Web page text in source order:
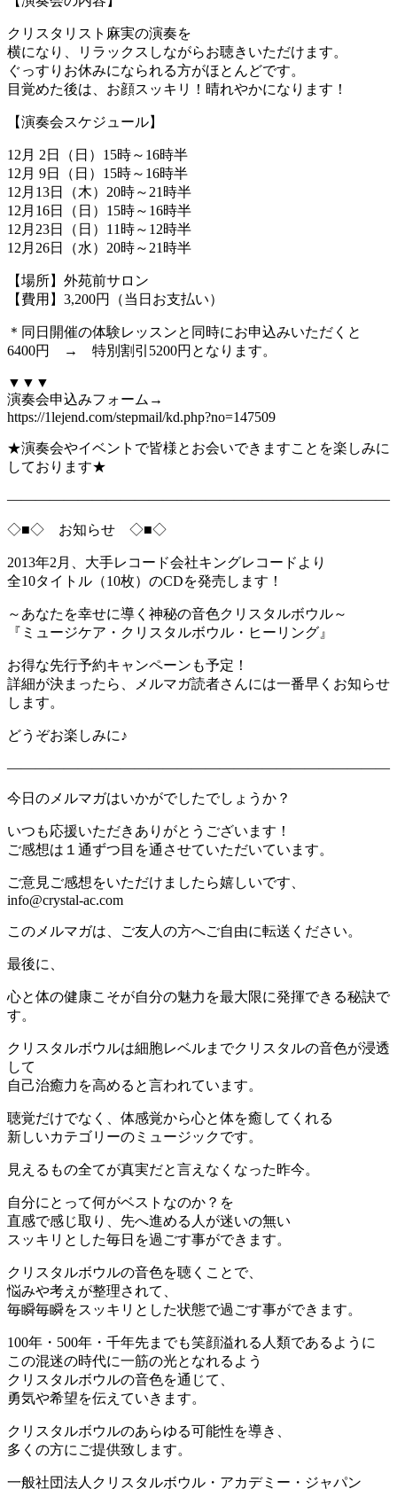
クリスタリスト麻実の演奏を
横になり、リラックスしながらお聴きいただけます。
ぐっすりお休みになられる方がほとんどです。
目覚めた後は、お顔スッキリ！晴れやかになります！
【演奏会スケジュール】
12月 2日（日）15時～16時半
12月 9日（日）15時～16時半
12月13日（木）20時～21時半
12月16日（日）15時～16時半
12月23日（日）11時～12時半
12月26日（水）20時～21時半
【場所】外苑前サロン
【費用】3,200円（当日お支払い）
＊同日開催の体験レッスンと同時にお申込みいただくと
6400円 → 特別割引5200円となります。
▼▼▼
演奏会申込みフォーム→
https://1lejend.com/stepmail/kd.php?no=147509
★演奏会やイベントで皆様とお会いできますことを楽しみに
しております★
―――――――――――――――――――――――――――
◇■◇ お知らせ ◇■◇
2013年2月、大手レコード会社キングレコードより
全10タイトル（10枚）のCDを発売します！
～あなたを幸せに導く神秘の音色クリスタルボウル～
『ミュージケア・クリスタルボウル・ヒーリング』
お得な先行予約キャンペーンも予定！
詳細が決まったら、メルマガ読者さんには一番早くお知らせ
します。
どうぞお楽しみに♪
―――――――――――――――――――――――――――
今日のメルマガはいかがでしたでしょうか？
いつも応援いただきありがとうございます！
ご感想は１通ずつ目を通させていただいています。
ご意見ご感想をいただけましたら嬉しいです、
info@crystal-ac.com
このメルマガは、ご友人の方へご自由に転送ください。
最後に、
心と体の健康こそが自分の魅力を最大限に発揮できる秘訣で
す。
クリスタルボウルは細胞レベルまでクリスタルの音色が浸透
して
自己治癒力を高めると言われています。
聴覚だけでなく、体感覚から心と体を癒してくれる
新しいカテゴリーのミュージックです。
見えるもの全てが真実だと言えなくなった昨今。
自分にとって何がベストなのか？を
直感で感じ取り、先へ進める人が迷いの無い
スッキリとした毎日を過ごす事ができます。
クリスタルボウルの音色を聴くことで、
悩みや考えが整理されて、
毎瞬毎瞬をスッキリとした状態で過ごす事ができます。
100年・500年・千年先までも笑顔溢れる人類であるように
この混迷の時代に一筋の光となれるよう
クリスタルボウルの音色を通じて、
勇気や希望を伝えていきます。
クリスタルボウルのあらゆる可能性を導き、
多くの方にご提供致します。
一般社団法人クリスタルボウル・アカデミー・ジャパン